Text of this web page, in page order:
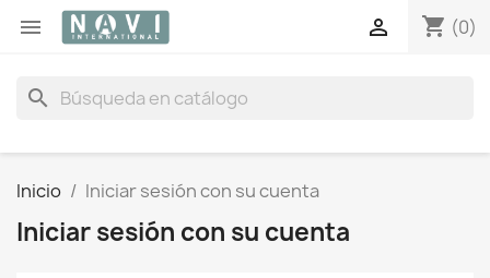
 shopping_cart (0)

search
Inicio Iniciar sesión con su cuenta
Iniciar sesión con su cuenta